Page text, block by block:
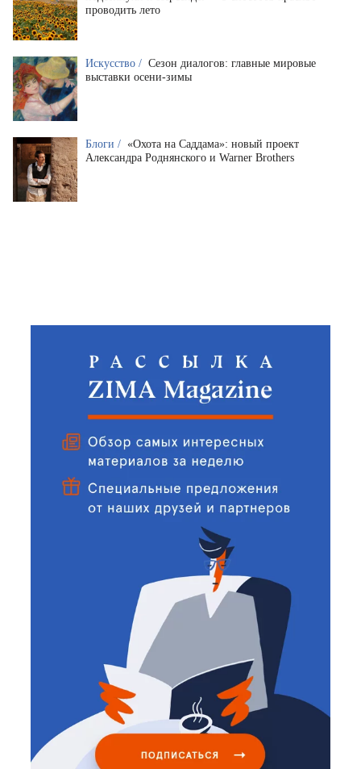
проводить лето
Искусство / Сезон диалогов: главные мировые
выставки осени-зимы
Блоги / «Охота на Саддама»: новый проект
Александра Роднянского и Warner Brothers